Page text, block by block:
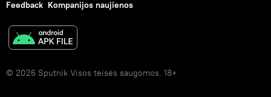
Feedback Kompanijos naujienos
© 2026 Sputnik Visos teisės saugomos. 18+